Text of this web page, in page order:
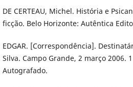
DE CERTEAU, Michel. História e
ficção. Belo Horizonte: Autêntica
EDGAR. [Correspondência].
Silva. Campo Grande, 2 março 2006.
Autografado.